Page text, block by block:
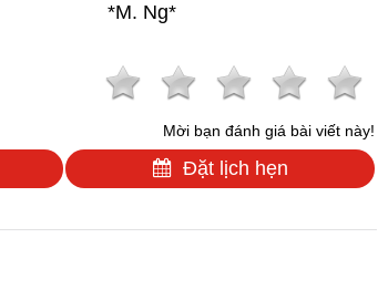
*M. Ng*
Mời bạn đánh giá bài viết này!
Đặt lịch hẹn